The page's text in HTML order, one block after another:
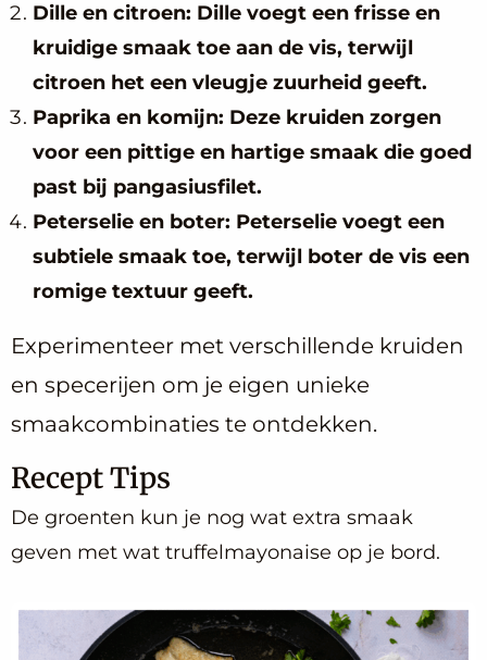
Dille en citroen: Dille voegt een frisse en
kruidige smaak toe aan de vis, terwijl
citroen het een vleugje zuurheid geeft.
Paprika en komijn: Deze kruiden zorgen
voor een pittige en hartige smaak die goed
past bij pangasiusfilet.
Peterselie en boter: Peterselie voegt een
subtiele smaak toe, terwijl boter de vis een
romige textuur geeft.
Experimenteer met verschillende kruiden
en specerijen om je eigen unieke
smaakcombinaties te ontdekken.
Recept Tips
De groenten kun je nog wat extra smaak
geven met wat truffelmayonaise op je bord.